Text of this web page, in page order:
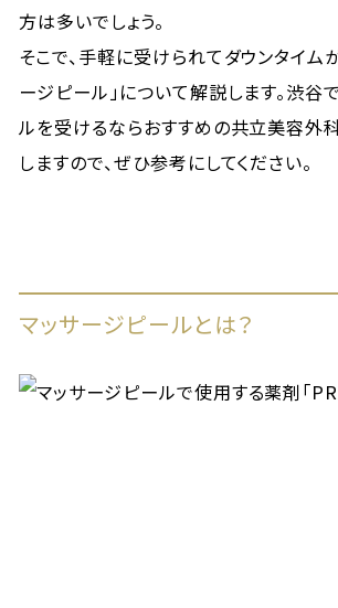
方は多いでしょう。
そこで、手軽に受けられてダウンタイム
ージピール」について解説します。渋谷
ルを受けるならおすすめの共立美容外
しますので、ぜひ参考にしてください。
マッサージピールとは？